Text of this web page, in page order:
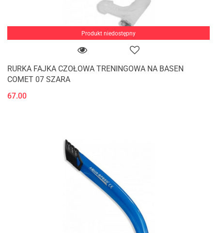
Produkt niedostępny
RURKA FAJKA CZOŁOWA TRENINGOWA NA BASEN
COMET 07 SZARA
67.00